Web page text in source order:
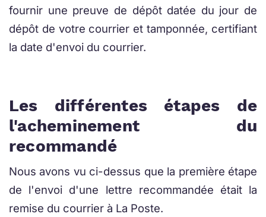
fournir une preuve de dépôt datée du jour de
dépôt de votre courrier et tamponnée, certifiant
la date d'envoi du courrier.
Les différentes étapes de
l'acheminement du
recommandé
Nous avons vu ci-dessus que la première étape
de l'envoi d'une lettre recommandée était la
remise du courrier à La Poste.